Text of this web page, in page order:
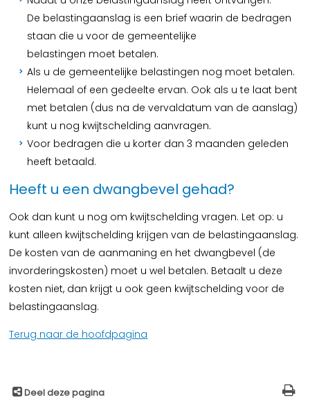
De belastingaanslag is een brief waarin de bedragen
staan die u voor de gemeentelijke
belastingen moet betalen.
Als u de gemeentelijke belastingen nog moet betalen.
Helemaal of een gedeelte ervan. Ook als u te laat bent
met betalen (dus na de vervaldatum van de aanslag)
kunt u nog kwijtschelding aanvragen.
Voor bedragen die u korter dan 3 maanden geleden
heeft betaald.
Heeft u een dwangbevel gehad?
Ook dan kunt u nog om kwijtschelding vragen. Let op: u
kunt alleen kwijtschelding krijgen van de belastingaanslag.
De kosten van de aanmaning en het dwangbevel (de
invorderingskosten) moet u wel betalen. Betaalt u deze
kosten niet, dan krijgt u ook geen kwijtschelding voor de
belastingaanslag.
Terug naar de hoofdpagina
Deel deze pagina